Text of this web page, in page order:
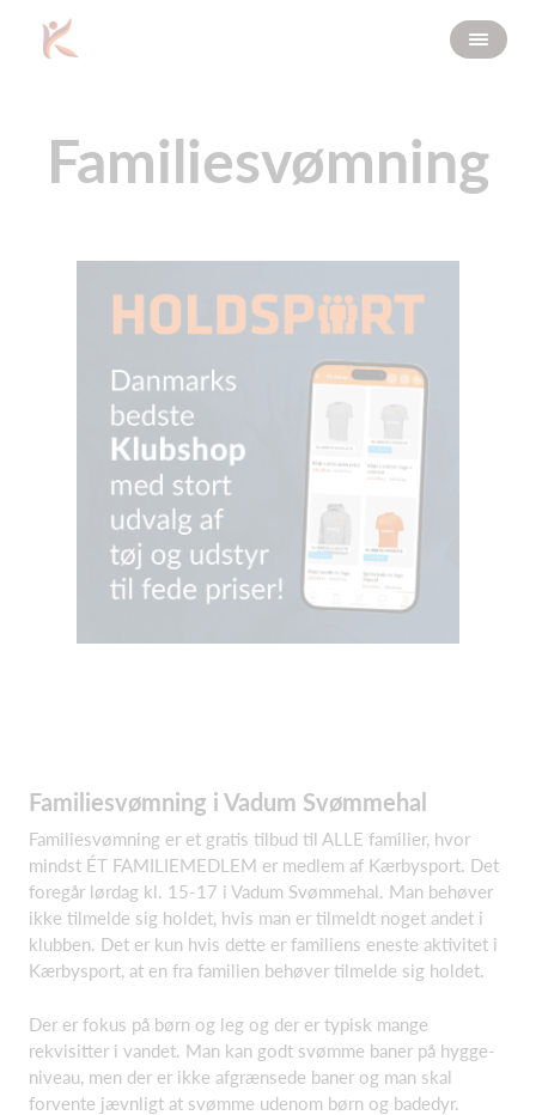
Familiesvømning
Familiesvømning i Vadum Svømmehal
Familiesvømning er et gratis tilbud til ALLE familier, hvor
mindst ÉT FAMILIEMEDLEM er medlem af Kærbysport. Det
foregår lørdag kl. 15-17 i Vadum Svømmehal. Man behøver
ikke tilmelde sig holdet, hvis man er tilmeldt noget andet i
klubben. Det er kun hvis dette er familiens eneste aktivitet i
Kærbysport, at en fra familien behøver tilmelde sig holdet.
Der er fokus på børn og leg og der er typisk mange
rekvisitter i vandet. Man kan godt svømme baner på hygge-
niveau, men der er ikke afgrænsede baner og man skal
forvente jævnligt at svømme udenom børn og badedyr.